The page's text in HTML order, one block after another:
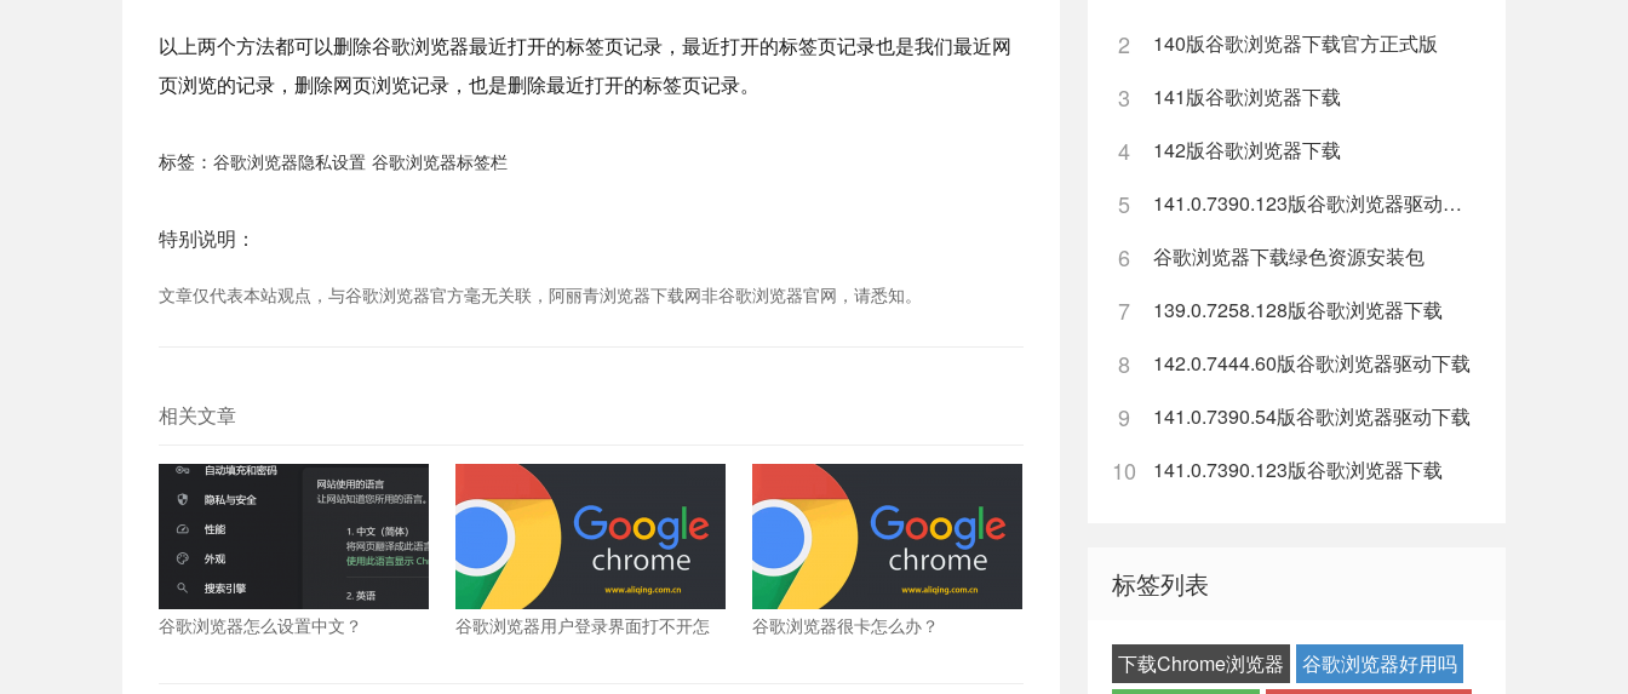
以上两个方法都可以删除谷歌浏览器最近打开的标签页记录，最近打开的标签页记录也是我们最近网
页浏览的记录，删除网页浏览记录，也是删除最近打开的标签页记录。
标签： 谷歌浏览器隐私设置 谷歌浏览器标签栏
特别说明：
文章仅代表本站观点，与谷歌浏览器官方毫无关联，阿丽青浏览器下载网非谷歌浏览器官网，请悉知。
相关文章
谷歌浏览器怎么设置中文？
谷歌浏览器用户登录界面打不开怎
谷歌浏览器很卡怎么办？
2
140版谷歌浏览器下载官方正式版
3 141版谷歌浏览器下载
4 142版谷歌浏览器下载
5 141.0.7390.123版谷歌浏览器驱动下载
6 谷歌浏览器下载绿色资源安装包
7 139.0.7258.128版谷歌浏览器下载
8 142.0.7444.60版谷歌浏览器驱动下载
9 141.0.7390.54版谷歌浏览器驱动下载
10 141.0.7390.123版谷歌浏览器下载
标签列表
下载Chrome浏览器 谷歌浏览器好用吗